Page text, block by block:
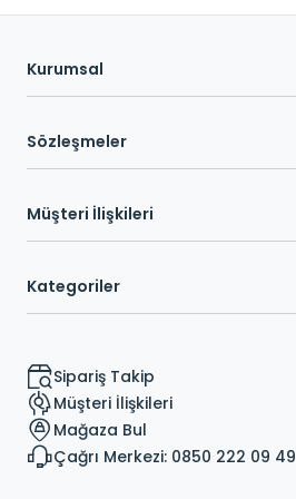
Kurumsal
Sözleşmeler
Müşteri İlişkileri
Kategoriler
Sipariş Takip
Müşteri İlişkileri
Mağaza Bul
Çağrı Merkezi: 0850 222 09 49